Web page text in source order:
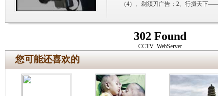
（4）、剃须刀广告；2、行摄天下
302 Found
CCTV_WebServer
您可能还喜欢的